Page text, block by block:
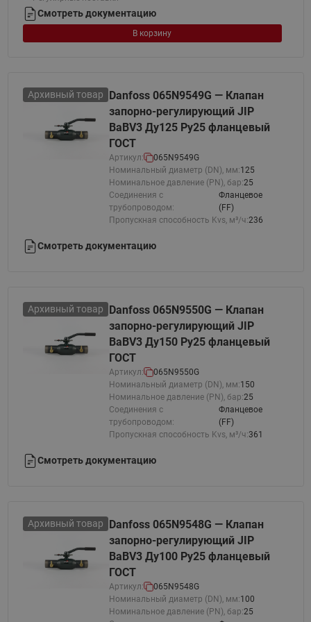
Смотреть документацию
В корзину
Архивный товар
Danfoss 065N9549G — Клапан
запорно-регулирующий JIP
BaBV3 Ду125 Ру25 фланцевый
ГОСТ
Артикул:
065N9549G
Номинальный диаметр (DN), мм:125
Номинальное давление (PN), бар:25
Соединения с
трубопроводом:
Фланцевое
(FF)
Пропускная способность Kvs, м³/ч:236
Смотреть документацию
Архивный товар
Danfoss 065N9550G — Клапан
запорно-регулирующий JIP
BaBV3 Ду150 Ру25 фланцевый
ГОСТ
Артикул:
065N9550G
Номинальный диаметр (DN), мм:150
Номинальное давление (PN), бар:25
Соединения с
трубопроводом:
Фланцевое
(FF)
Пропускная способность Kvs, м³/ч:361
Смотреть документацию
Архивный товар
Danfoss 065N9548G — Клапан
запорно-регулирующий JIP
BaBV3 Ду100 Ру25 фланцевый
ГОСТ
Артикул:
065N9548G
Номинальный диаметр (DN), мм:100
Номинальное давление (PN), бар:25